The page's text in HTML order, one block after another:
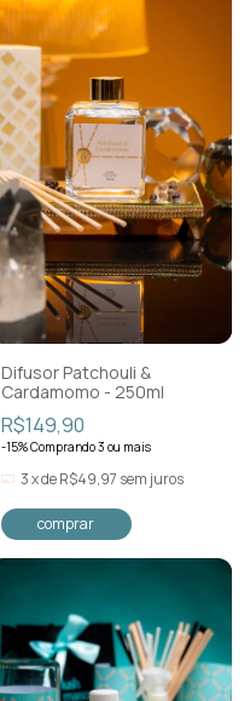
Difusor Patchouli &
Cardamomo - 250ml
R$149,90
-15% Comprando 3 ou mais
3xdeR$49,97 sem juros